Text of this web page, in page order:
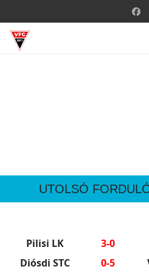
UTOLSÓ
Pilisi LK 3-0
Diósdi STC
0-5